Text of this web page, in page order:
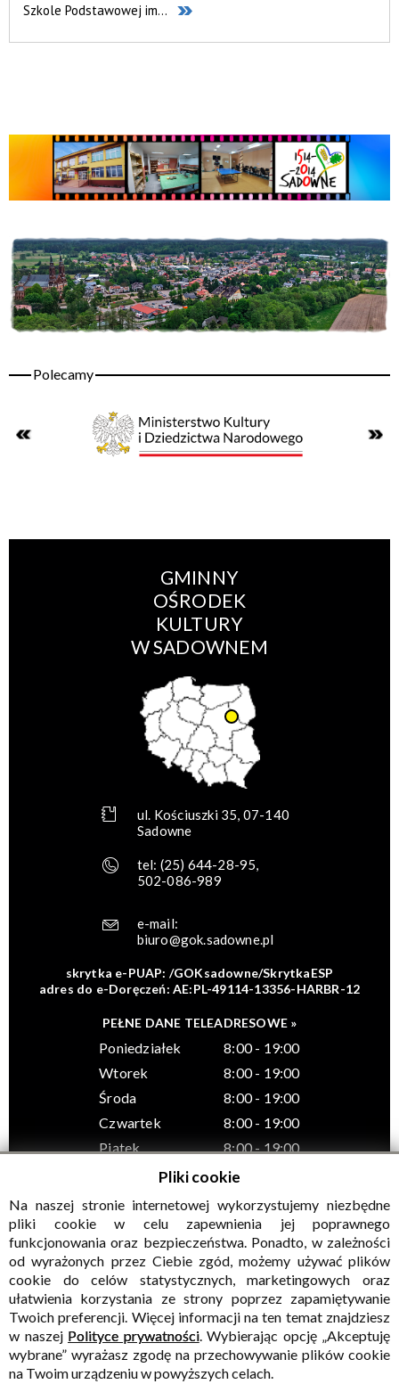
Szkole Podstawowej im...
GMINNY
OŚRODEK
KULTURY
W SADOWNEM
ul. Kościuszki 35, 07-140
Sadowne
tel: (25) 644-28-95,
502-086-989
e-mail:
biuro@gok.sadowne.pl
skrytka e-PUAP: /GOKsadowne/SkrytkaESP
adres do e-Doręczeń: AE:PL-49114-13356-HARBR-12
PEŁNE DANE TELEADRESOWE »
Poniedziałek
8:00 - 19:00
Wtorek
8:00 - 19:00
Środa
8:00 - 19:00
Czwartek
8:00 - 19:00
Piątek
8:00 - 19:00
© Wszelkie prawa zastrzeżone, Gminny Ośrodek Kultury w
Sadownem
Pliki cookie
Na naszej stronie internetowej wykorzystujemy niezbędne
pliki cookie w celu zapewnienia jej poprawnego
funkcjonowania oraz bezpieczeństwa. Ponadto, w zależności
od wyrażonych przez Ciebie zgód, możemy używać plików
cookie do celów statystycznych, marketingowych oraz
ułatwienia korzystania ze strony poprzez zapamiętywanie
Twoich preferencji. Więcej informacji na ten temat znajdziesz
w naszej Polityce prywatności. Wybierając opcję „Akceptuję
wybrane” wyrażasz zgodę na przechowywanie plików cookie
na Twoim urządzeniu w powyższych celach.